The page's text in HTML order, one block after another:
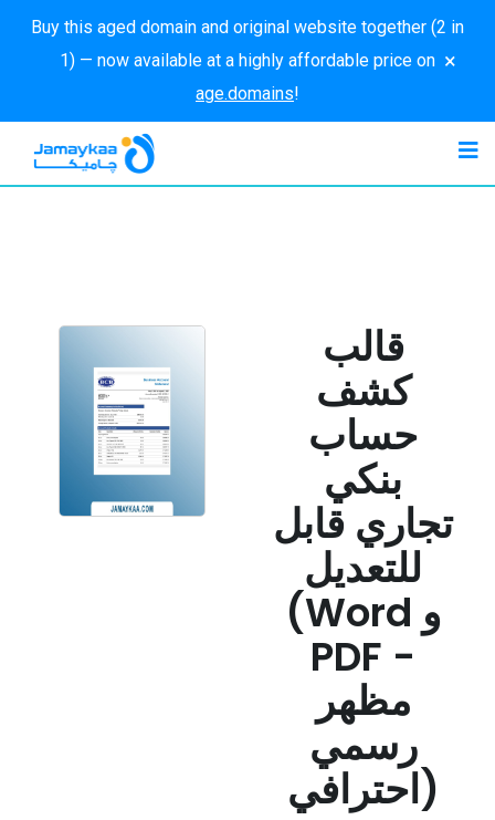
Buy this aged domain and original website together (2 in
1) — now available at a highly affordable price on
age.domains!
×
قالب
كشف
حساب
بنكي
تجاري قابل
للتعديل
(Word و
PDF -
مظهر
رسمي
احترافي)